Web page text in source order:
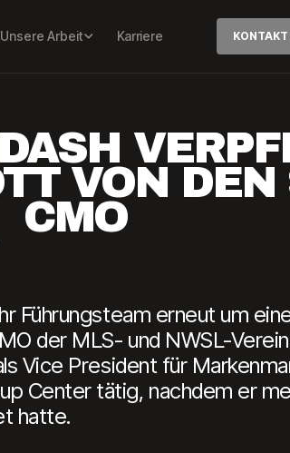
Unsere Arbeit Karriere
VON
CMO
Führungsteam erneut um
der MLS- und NWSL-
Vice President für
Center tätig, nachdem er
hatte.